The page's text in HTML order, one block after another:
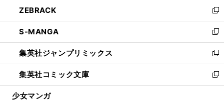
く
で
開
く
ド
ウ
で
開
く
ィ
ン
ド
ウ
で
開
く
い
ウ
ィ
ン
ド
ウ
で
開
ZEBRACK
新
し
い
ウ
ィ
ン
ド
ウ
S-MANGA
新
し
い
ウ
ィ
ン
集英社ジャンプリミックス
新
し
い
ウ
集英社コミック文庫
新
し
少女マンガ